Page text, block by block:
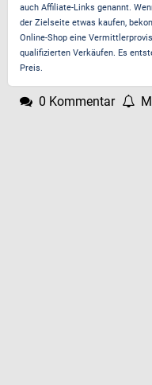
auch Affiliate-Links genannt.
der Zielseite etwas kaufen,
Online-Shop eine
qualifizierten Verkäufen. Es
Preis.
0 Kommentar